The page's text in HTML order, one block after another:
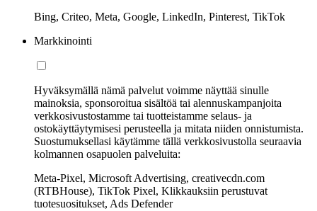
Bing, Criteo, Meta, Google, LinkedIn, Pinterest, TikTok
Markkinointi
Hyväksymällä nämä palvelut voimme näyttää sinulle
mainoksia, sponsoroitua sisältöä tai alennuskampanjoita
verkkosivustostamme tai tuotteistamme selaus- ja
ostokäyttäytymisesi perusteella ja mitata niiden onnistumista.
Suostumuksellasi käytämme tällä verkkosivustolla seuraavia
kolmannen osapuolen palveluita:
Meta-Pixel, Microsoft Advertising, creativecdn.com
(RTBHouse), TikTok Pixel, Klikkauksiin perustuvat
tuotesuositukset, Ads Defender